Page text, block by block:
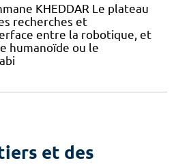
KHEDDAR Le plateau
recherches et
entre la robotique, et
humanoïde ou le
et des